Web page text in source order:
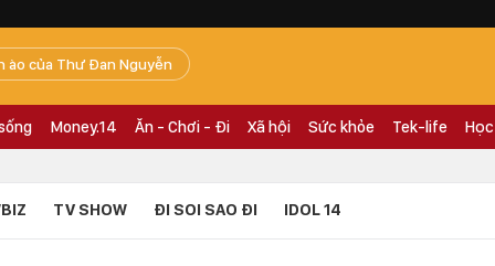
ào của Thư Đan Nguyễn
Money.14 Ăn - Chơi - Đi Xã hội Sức khỏe Tek-life
TV SHOW ĐI SOI SAO ĐI IDOL 14